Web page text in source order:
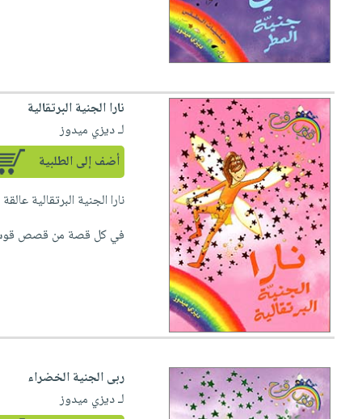
نارا الجنية البرتقالية
لـ ديزي ميدوز
أضف إلى الطلبية
نارا الجنية البرتقالية
في كل قصة من قصص قوس
ربى الجنية الخضراء
لـ ديزي ميدوز